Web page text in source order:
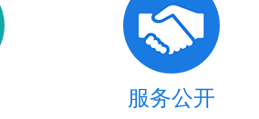
服务公开